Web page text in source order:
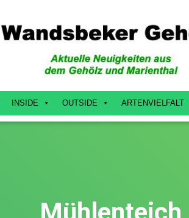
INSIDE OUTSIDE ARTENVIELFALT